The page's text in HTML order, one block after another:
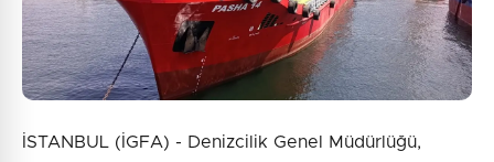
İSTANBUL (İGFA) - Denizcilik Genel Müdürlüğü,